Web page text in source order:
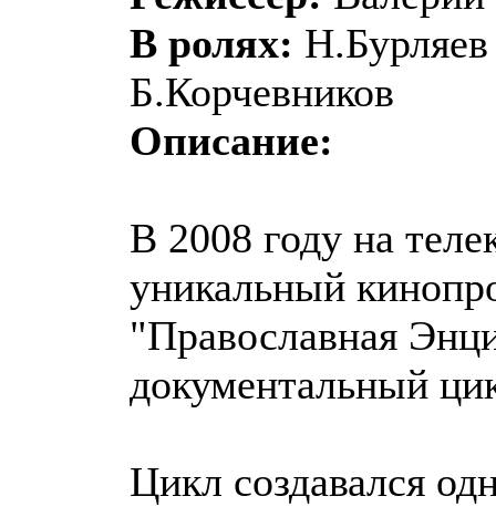
В ролях:
Б.Корчевников
Описание:
В 2008 году на
уникальный
"Православная
документальный
Цикл создавался